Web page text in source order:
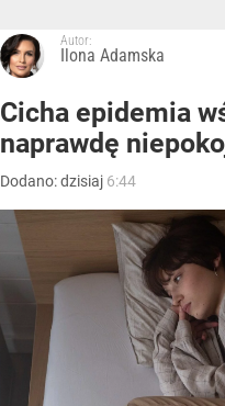
Autor:
Ilona Adamska
Cicha epidemia
naprawdę
Dodano:dzisiaj 6:44